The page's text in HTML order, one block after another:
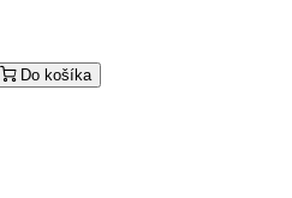
Do košíka